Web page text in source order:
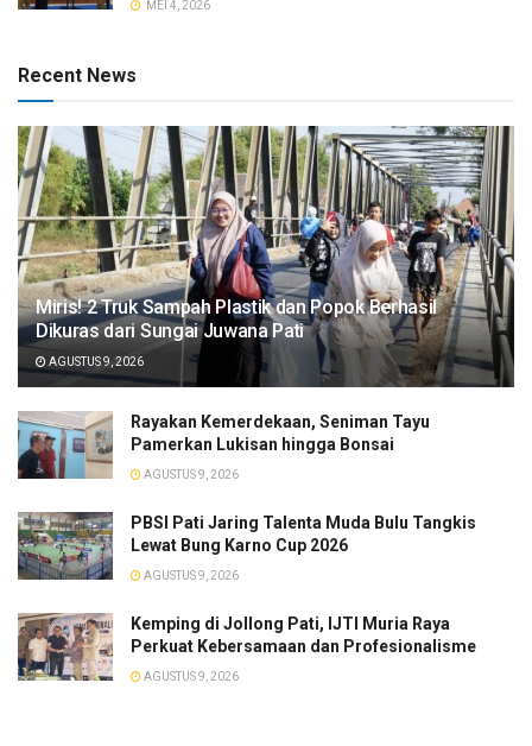
MEI 4, 2026
Recent News
​Miris! 2 Truk Sampah Plastik dan Popok Berhasil
Dikuras dari Sungai Juwana Pati
AGUSTUS 9, 2026
Rayakan Kemerdekaan, Seniman Tayu
Pamerkan Lukisan hingga Bonsai
AGUSTUS 9, 2026
PBSI Pati Jaring Talenta Muda Bulu Tangkis
Lewat Bung Karno Cup 2026
AGUSTUS 9, 2026
​Kemping di Jollong Pati, IJTI Muria Raya
Perkuat Kebersamaan dan Profesionalisme
AGUSTUS 9, 2026